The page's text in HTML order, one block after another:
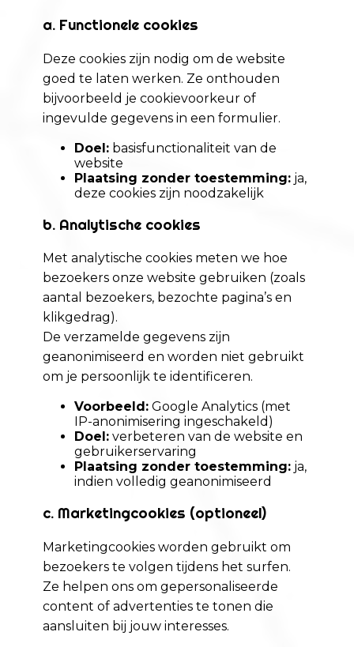
a. Functionele cookies
Deze cookies zijn nodig om de website
goed te laten werken. Ze onthouden
bijvoorbeeld je cookievoorkeur of
ingevulde gegevens in een formulier.
Doel: basisfunctionaliteit van de
website
Plaatsing zonder toestemming: ja,
deze cookies zijn noodzakelijk
b. Analytische cookies
Met analytische cookies meten we hoe
bezoekers onze website gebruiken (zoals
aantal bezoekers, bezochte pagina’s en
klikgedrag).
De verzamelde gegevens zijn
geanonimiseerd en worden niet gebruikt
om je persoonlijk te identificeren.
Voorbeeld: Google Analytics (met
IP-anonimisering ingeschakeld)
Doel: verbeteren van de website en
gebruikerservaring
Plaatsing zonder toestemming: ja,
indien volledig geanonimiseerd
c. Marketingcookies (optioneel)
Marketingcookies worden gebruikt om
bezoekers te volgen tijdens het surfen.
Ze helpen ons om gepersonaliseerde
content of advertenties te tonen die
aansluiten bij jouw interesses.